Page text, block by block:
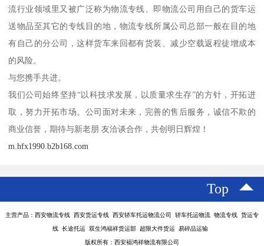
流行业领域里又被广泛称为物流专线、即物流公司用自己的货车运
送物品至其它的专线目的地，物流专线所属公司总部一般在目的地
有自己的分公司，这样货车来回都有货装、减少空载返程徒增成本
的风险。
与您携手共进。
我们公司始终坚持“以科技求发展，以质量求生存”的方针，开拓进
取，努力开拓市场。公司面对未来，完善的售后服务，诚信不欺的
商业信誉，期待与新老朋 友洽谈合作，共创明日辉煌！
m.hfx1990.b2b168.com
Top
主营产品：西安物流专线 西安货运专线 西安轿车托运物流公司 轿车托运物流 物流专线 货运专
线 长途托运 双生鸿福祥货运部 超限大件货运 易碎品运输
版权所有：西安福鸿祥物流有限公司